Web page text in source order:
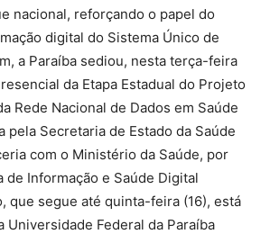
nacional, reforçando o papel do
digital do Sistema Único de
a Paraíba sediou, nesta terça-feira
da Etapa Estadual do Projeto
Rede Nacional de Dados em Saúde
pela Secretaria de Estado da Saúde
com o Ministério da Saúde, por
de Informação e Saúde Digital
que segue até quinta-feira (16), está
Universidade Federal da Paraíba